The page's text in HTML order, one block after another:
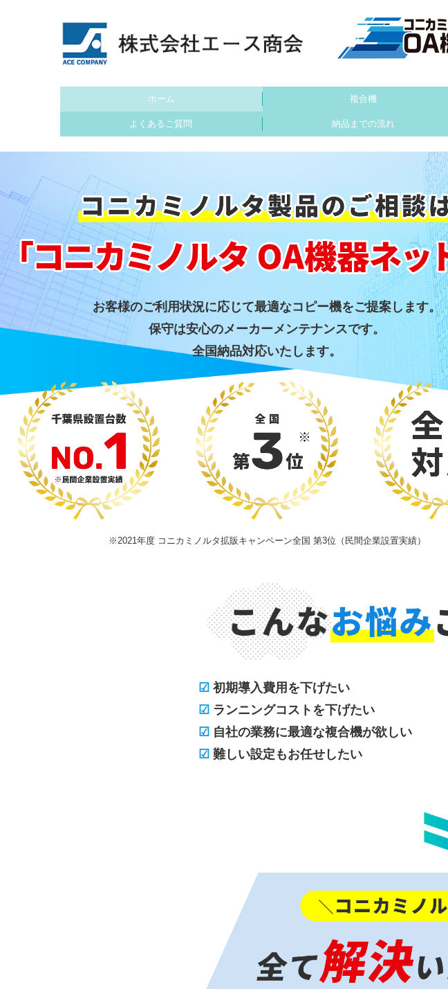
ホーム 複合機
よくあるご質問 納品までの流れ
お客様のご利用状況に応じて最適なコピー機をご提案します。
保守は安心のメーカーメンテナンスです。
全国納品対応いたします。
※2021年度 コニカミノルタ拡販キャンペーン全国 第3位（民間企業設置実績）
☑ 初期導入費用を下げたい
☑ ランニングコストを下げたい
☑ 自社の業務に最適な複合機が欲しい
☑ 難しい設定もお任せしたい